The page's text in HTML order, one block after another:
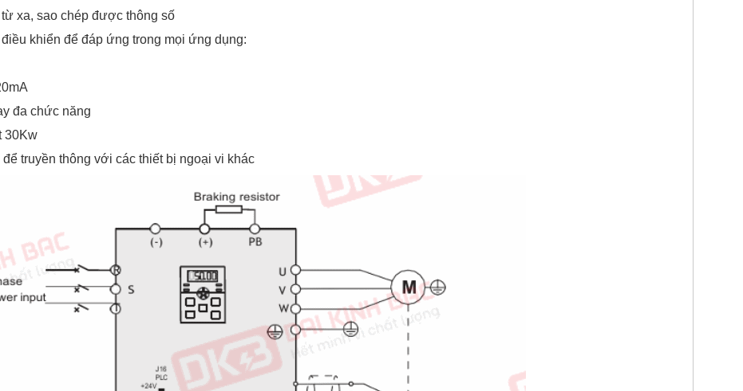
xa, sao chép được thông số
khiển để đáp ứng trong mọi ứng dụng:
đa chức năng
30Kw
truyền thông với các thiết bị ngoại vi khác